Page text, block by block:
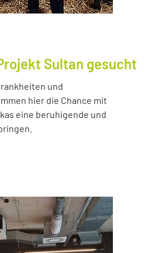
Sultan gesucht
und
hier die Chance mit
eine beruhigende und